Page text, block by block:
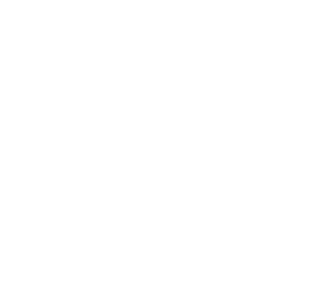
until light and fluffy."